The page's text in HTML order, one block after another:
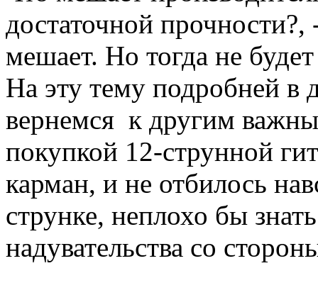
достаточной прочности?,
мешает. Но тогда не
На эту тему подробней в
вернемся к другим
покупкой 12-струнной
карман, и не отбилось
струнке, неплохо бы
надувательства со